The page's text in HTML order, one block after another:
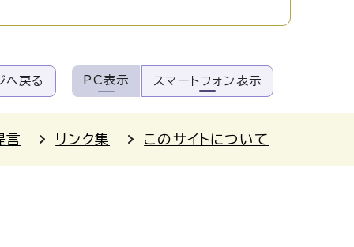
へ戻る PC表示 スマートフォン表示
言 リンク集 このサイトについて